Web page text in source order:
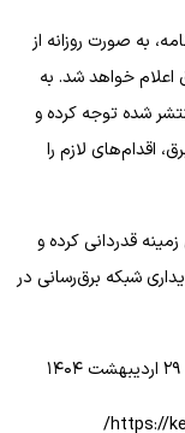
به صورت روزانه از
خواهد شد. به
شده توجه کرده و
اقدام‌های لازم را
قدردانی کرده و
شبکه برق‌رسانی در